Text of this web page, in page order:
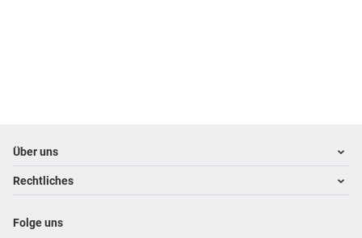
Footer navigation
Über uns
Kontakt
Karriere
Rechtliches
Folge uns